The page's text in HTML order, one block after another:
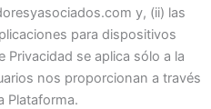
y, (ii) las
para dispositivos
Privacidad se aplica sólo a la
nos proporcionan a través
Plataforma.